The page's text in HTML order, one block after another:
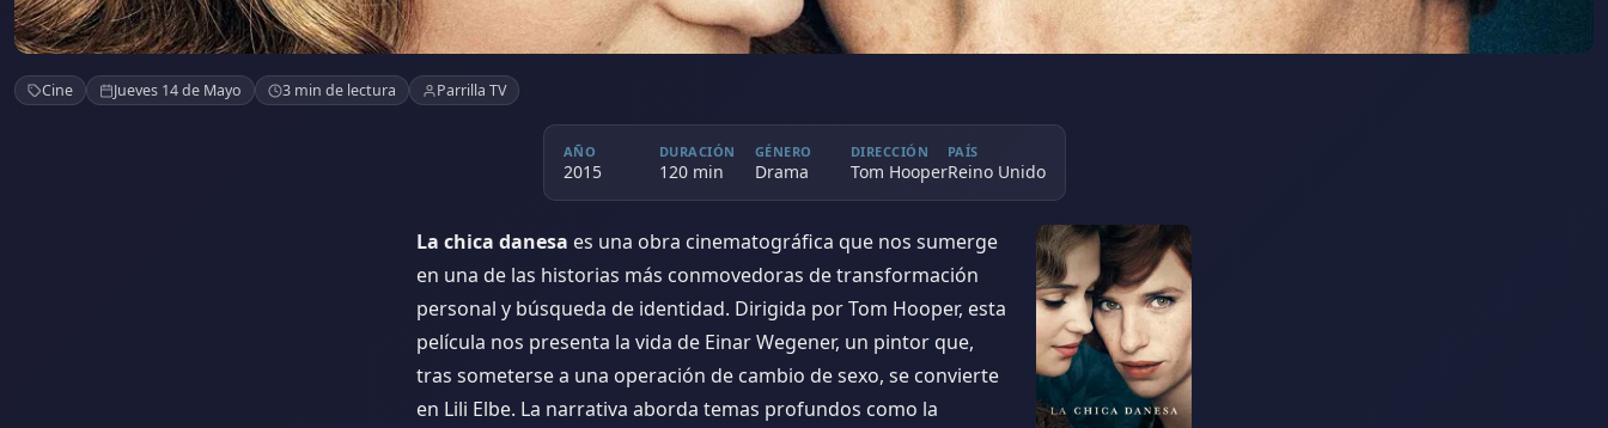
La chica danesa
Cine Jueves 14 de Mayo 3 min de lectura Parrilla TV
AÑO
2015
DURACIÓN
120 min
GÉNERO
Drama
DIRECCIÓN
Tom Hooper
PAÍS
Reino Unido
La chica danesa es una obra cinematográfica que nos sumerge
en una de las historias más conmovedoras de transformación
personal y búsqueda de identidad. Dirigida por Tom Hooper, esta
película nos presenta la vida de Einar Wegener, un pintor que,
tras someterse a una operación de cambio de sexo, se convierte
en Lili Elbe. La narrativa aborda temas profundos como la